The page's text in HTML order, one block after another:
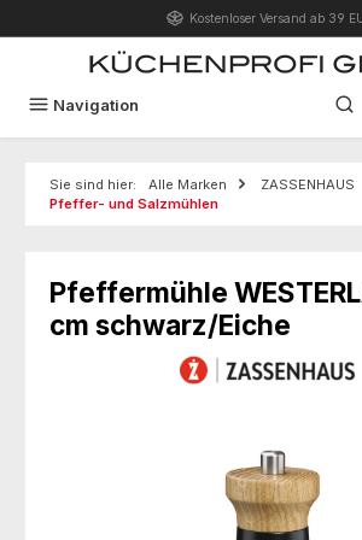
Zum Hauptinhalt springenKostenloser Versand ab 39
Navigation
Sie sind hier: Alle Marken ZASSENHAUS
Pfeffer- und Salzmühlen
Pfeffermühle
cm schwarz/Eiche